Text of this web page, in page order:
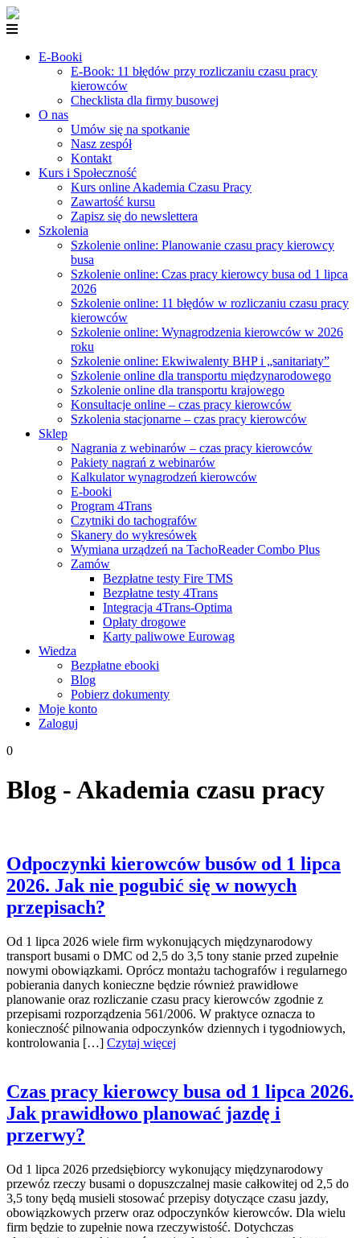
E-Booki
E-Book: 11 błędów przy rozliczaniu czasu pracy
kierowców
Checklista dla firmy busowej
O nas
Umów się na spotkanie
Nasz zespół
Kontakt
Kurs i Społeczność
Kurs online Akademia Czasu Pracy
Zawartość kursu
Zapisz się do newslettera
Szkolenia
Szkolenie online: Planowanie czasu pracy kierowcy
busa
Szkolenie online: Czas pracy kierowcy busa od 1 lipca
2026
Szkolenie online: 11 błędów w rozliczaniu czasu pracy
kierowców
Szkolenie online: Wynagrodzenia kierowców w 2026
roku
Szkolenie online: Ekwiwalenty BHP i „sanitariaty”
Szkolenie online dla transportu międzynarodowego
Szkolenie online dla transportu krajowego
Konsultacje online – czas pracy kierowców
Szkolenia stacjonarne – czas pracy kierowców
Sklep
Nagrania z webinarów – czas pracy kierowców
Pakiety nagrań z webinarów
Kalkulator wynagrodzeń kierowców
E-booki
Program 4Trans
Czytniki do tachografów
Skanery do wykresówek
Wymiana urządzeń na TachoReader Combo Plus
Zamów
Bezpłatne testy Fire TMS
Bezpłatne testy 4Trans
Integracja 4Trans-Optima
Opłaty drogowe
Karty paliwowe Eurowag
Wiedza
Bezpłatne ebooki
Blog
Pobierz dokumenty
Moje konto
Zaloguj
0
Blog - Akademia czasu pracy
Odpoczynki kierowców busów od 1 lipca
2026. Jak nie pogubić się w nowych
przepisach?
Od 1 lipca 2026 wiele firm wykonujących międzynarodowy
transport busami o DMC od 2,5 do 3,5 tony stanie przed zupełnie
nowymi obowiązkami. Oprócz montażu tachografów i regularnego
pobierania danych konieczne będzie również prawidłowe
planowanie oraz rozliczanie czasu pracy kierowców zgodnie z
przepisami rozporządzenia 561/2006. W praktyce oznacza to
konieczność pilnowania odpoczynków dziennych i tygodniowych,
kontrolowania […] Czytaj więcej
Czas pracy kierowcy busa od 1 lipca 2026.
Jak prawidłowo planować jazdę i
przerwy?
Od 1 lipca 2026 przedsiębiorcy wykonujący międzynarodowy
przewóz rzeczy busami o dopuszczalnej masie całkowitej od 2,5 do
3,5 tony będą musieli stosować przepisy dotyczące czasu jazdy,
obowiązkowych przerw oraz odpoczynków kierowców. Dla wielu
firm będzie to zupełnie nowa rzeczywistość. Dotychczas